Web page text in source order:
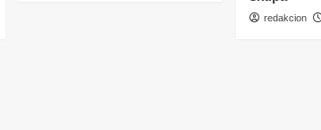
redakcion